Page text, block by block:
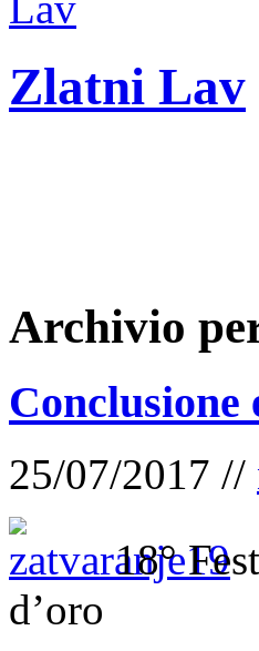
Zlatni Lav
Archivio
Conclusione
25/07/2017 //
18°
d’oro